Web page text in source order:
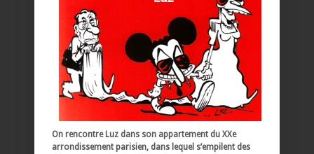
On rencontre Luz dans son appartement du XXe
arrondissement parisien, dans lequel s’empilent des